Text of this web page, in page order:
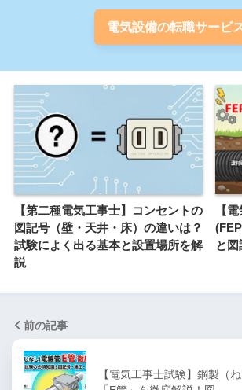
電気設備の転職サービ
【第二種電気工事士】コンセントの
図記号（壁・天井・床）の違いは？
試験によく出る基本と設置場所を解
説
【
と
前の記事
【電気工事士試験】鋼製（